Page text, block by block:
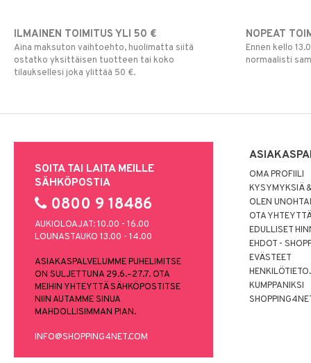
ILMAINEN TOIMITUS YLI 50 €
Aina maksuton vaihtoehto, huolimatta siitä
ostatko yksittäisen tuotteen tai koko
tilauksellesi joka ylittää 50 €.
NOPEAT
Ennen kello
normaalisti
SOITA TAI LAITA MEILLE
SÄHKÖPOSTIA
0800 9 18486
AUKIOLOAJAT: 10.00 - 16.00
LOUNASTAUKO 13.00 - 14.00
ASIAKASPALVELUMME PUHELIMITSE
ON SULJETTUNA 29.6.–27.7. OTA
MEIHIN YHTEYTTÄ SÄHKÖPOSTITSE
NIIN AUTAMME SINUA
MAHDOLLISIMMAN PIAN.
INFO@SHOPPING4NET.COM
OMA PROFIILI
KYSYMYKSIÄ
OLEN
OTA
EDULLISET
EHDOT -
EVÄSTEET
KUMPPANIKSI